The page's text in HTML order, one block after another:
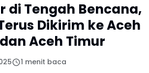
di Tengah Bencana,
Dikirim ke Aceh
Aceh Timur
1 menit baca